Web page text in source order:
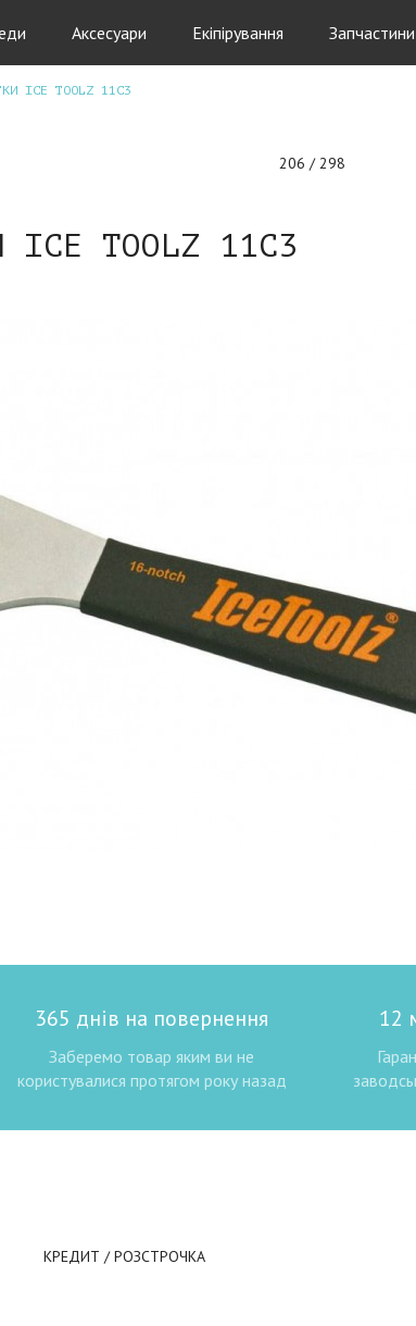
Аксесуари Екіпірування Запчастини
ICE TOOLZ 11C3
206 / 298
TOOLZ 11C3
365 днів на повернення
Заберемо товар яким ви не
користувалися протягом року назад
12
КРЕДИТ / РОЗСТРОЧКА